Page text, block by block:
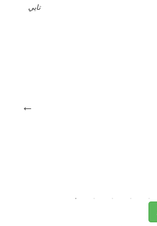
تايي